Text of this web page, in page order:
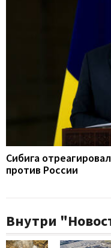
Сибига
против России
Внутри